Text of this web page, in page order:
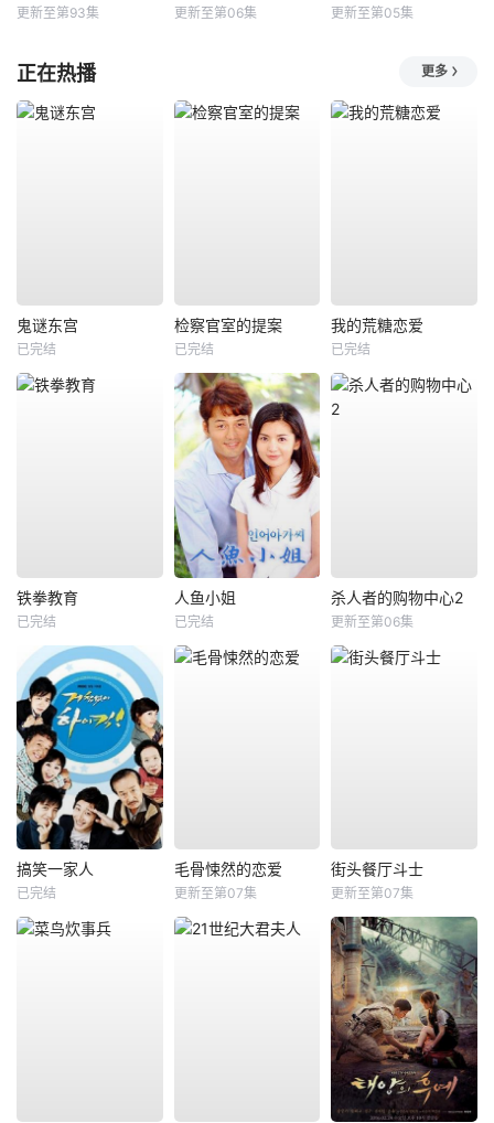
更新至第93集 更新至第06集 更新至第05集
正在热播 更多
鬼谜东宫
已完结
检察官室的提案
已完结
我的荒糖恋爱
已完结
铁拳教育
已完结
人鱼小姐
已完结
杀人者的购物中心2
更新至第06集
搞笑一家人
已完结
毛骨悚然的恋爱
更新至第07集
街头餐厅斗士
更新至第07集